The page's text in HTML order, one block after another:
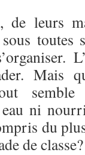
de leurs
toutes
Mais
ni
du
de classe?